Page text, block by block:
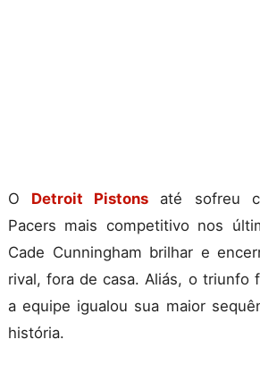
O Detroit Pistons até sofreu
Pacers mais competitivo nos
Cade Cunningham brilhar e
rival, fora de casa. Aliás, o triunfo
a equipe igualou sua maior
história.